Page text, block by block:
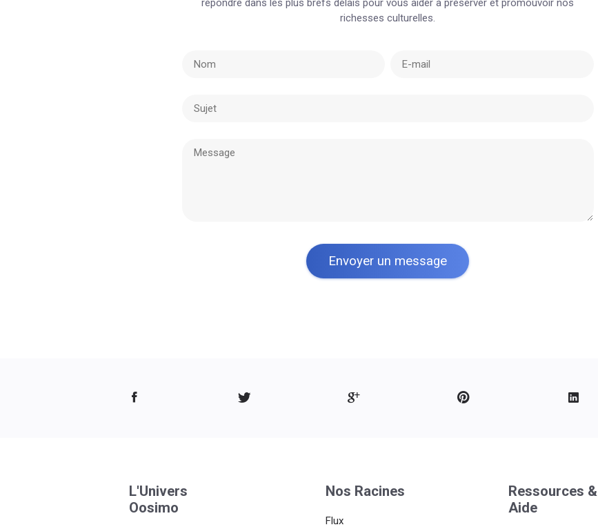
répondre dans les plus brefs délais pour vous aider à préserver et promouvoir nos
richesses culturelles.
L'Univers
Oosimo
Nos Racines
Flux
Ressources &
Aide